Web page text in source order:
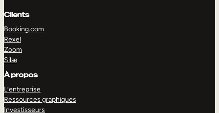
Clients
Booking.com
Rexel
Zoom
Silæ
À propos
L’entreprise
Ressources graphiques
Investisseurs